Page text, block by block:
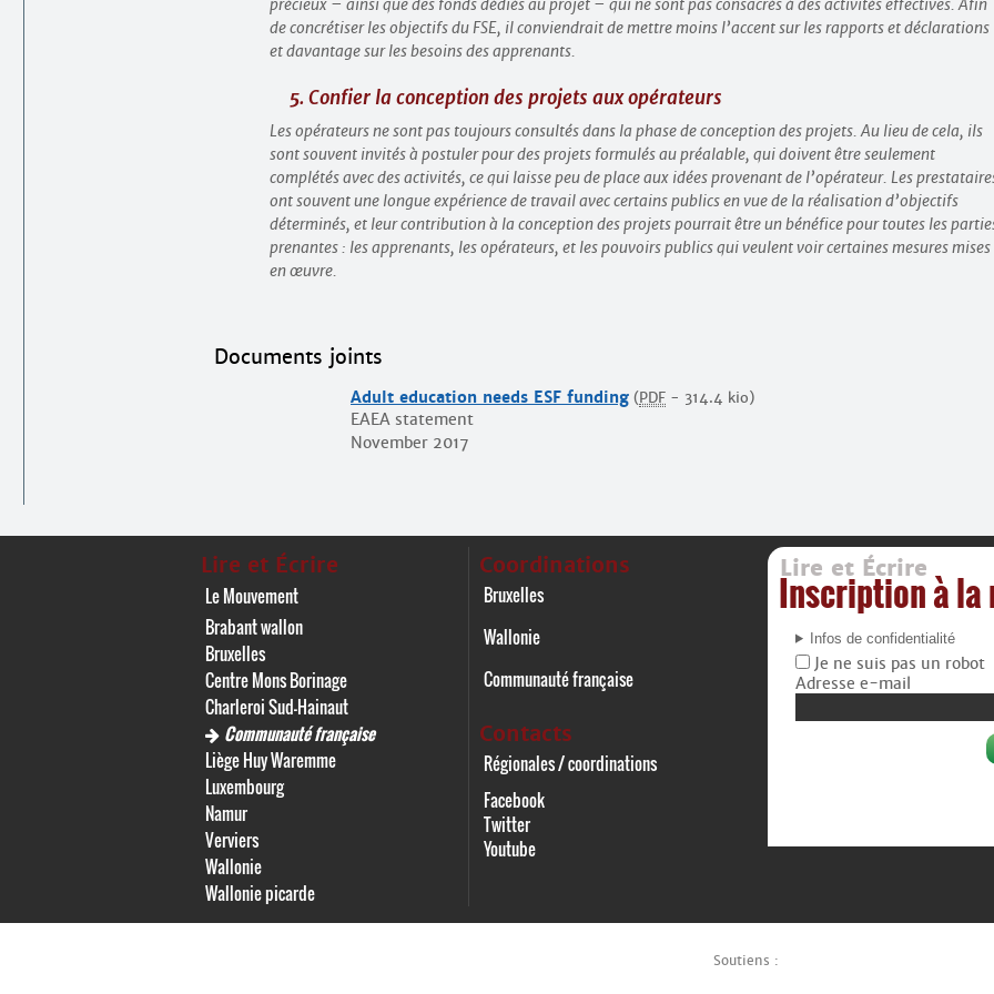
précieux – ainsi que des fonds dédiés au projet – qui ne sont pas consacrés à des activités effectives. Afin
de concrétiser les objectifs du FSE, il conviendrait de mettre moins l’accent sur les rapports et déclarations
et davantage sur les besoins des apprenants.
5. Confier la conception des projets aux opérateurs
Les opérateurs ne sont pas toujours consultés dans la phase de conception des projets. Au lieu de cela, ils
sont souvent invités à postuler pour des projets formulés au préalable, qui doivent être seulement
complétés avec des activités, ce qui laisse peu de place aux idées provenant de l’opérateur. Les
ont souvent une longue expérience de travail avec certains publics en vue de la réalisation d’objectifs
déterminés, et leur contribution à la conception des projets pourrait être un bénéfice pour toutes les
prenantes : les apprenants, les opérateurs, et les pouvoirs publics qui veulent voir certaines mesures mises
en œuvre.
Documents joints
Adult education needs ESF funding ( PDF - 314.4 kio)
EAEA statement
November 2017
Lire et Écrire
Le Mouvement
Brabant wallon
Bruxelles
Centre Mons Borinage
Charleroi Sud-Hainaut
Communauté française
Liège Huy Waremme
Luxembourg
Namur
Verviers
Wallonie
Wallonie picarde
Coordinations
Bruxelles
Wallonie
Communauté française
Contacts
Régionales / coordinations
Facebook
Twitter
Youtube
Lire et Écrire
Inscription à la
Infos de confidentialité
Je ne suis pas un robot
Adresse e-mail
Soutiens :